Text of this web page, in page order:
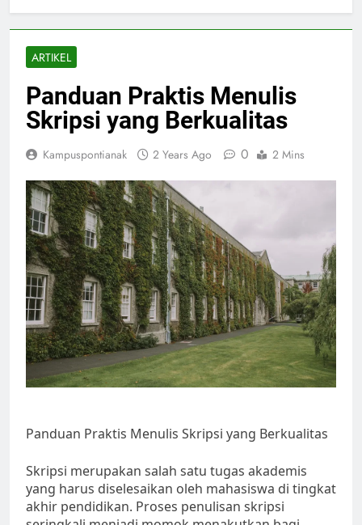
ARTIKEL
Panduan Praktis Menulis
Skripsi yang Berkualitas
Kampuspontianak 2 Years Ago 0 2 Mins
Panduan Praktis Menulis Skripsi yang Berkualitas
Skripsi merupakan salah satu tugas akademis
yang harus diselesaikan oleh mahasiswa di tingkat
akhir pendidikan. Proses penulisan skripsi